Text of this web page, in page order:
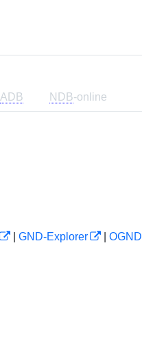
ADB NDB-online
GND-Explorer OGND